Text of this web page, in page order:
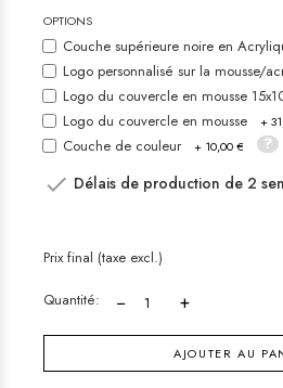
OPTIONS
Couche supérieure noire en
Logo personnalisé sur la mousse/
Logo du couvercle en mousse
Logo du couvercle en mousse +
Couche de couleur + 10,00 €
 Délais de production de 2
Prix final (taxe excl.)
Quantité: − +
AJOUTER AU